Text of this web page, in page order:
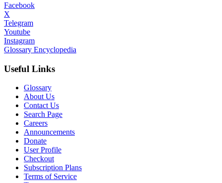
Facebook
X
Telegram
Youtube
Instagram
Glossary Encyclopedia
Useful Links
Glossary
About Us
Contact Us
Search Page
Careers
Announcements
Donate
User Profile
Checkout
Subscription Plans
Terms of Service